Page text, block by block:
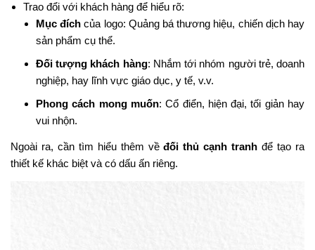
Trao đổi với khách hàng để hiểu rõ:
Mục đích của logo: Quảng bá thương hiệu, chiến dịch hay
sản phẩm cụ thể.
Đối tượng khách hàng: Nhắm tới nhóm người trẻ, doanh
nghiệp, hay lĩnh vực giáo dục, y tế, v.v.
Phong cách mong muốn: Cổ điển, hiện đại, tối giản hay
vui nhộn.
Ngoài ra, cần tìm hiểu thêm vềđối thủ cạnh tranh để tạo ra
thiết kế khác biệt và có dấu ấn riêng​.